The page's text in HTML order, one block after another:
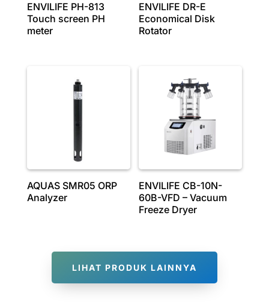
ENVILIFE PH-813
Touch screen PH
meter
ENVILIFE DR-E
Economical Disk
Rotator
AQUAS SMR05 ORP
Analyzer
ENVILIFE CB-10N-
60B-VFD – Vacuum
Freeze Dryer
LIHAT PRODUK LAINNYA